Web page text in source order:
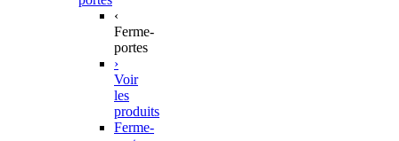
‹
Ferme-
portes
›
Voir
les
produits
Ferme-